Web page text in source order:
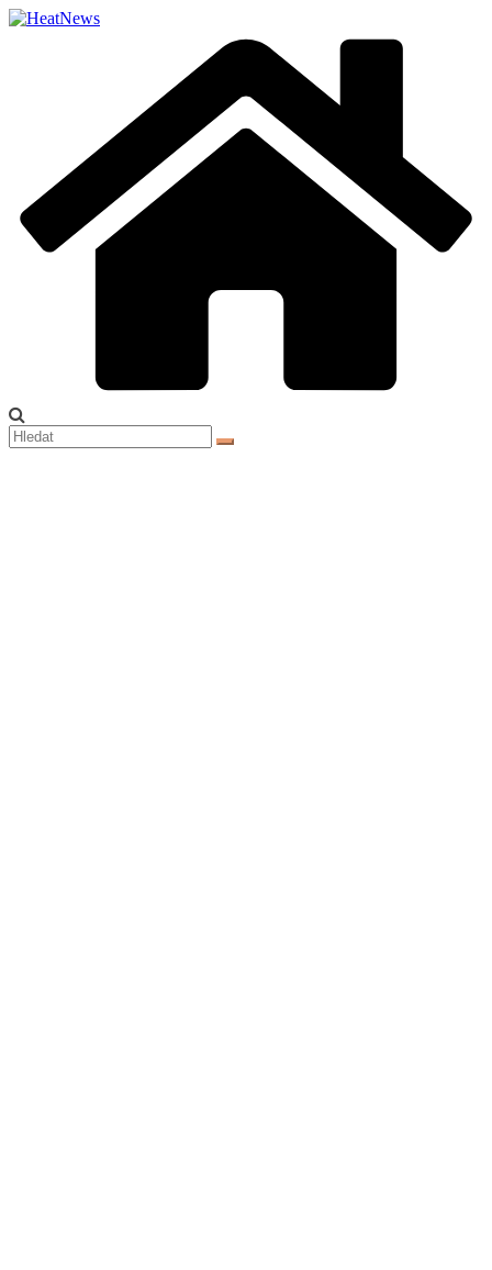
Přeskočit